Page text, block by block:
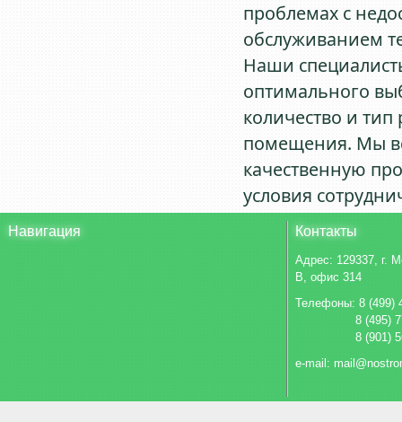
проблемах с
обслуживанием
Наши
оптимального
количество и
помещения. Мы
качественную
условия
Навигация Контакты
Адрес: 129337, г.
В, офис 314
Телефоны: 8 (499)
8 (495)
8 (901)
e-mail: